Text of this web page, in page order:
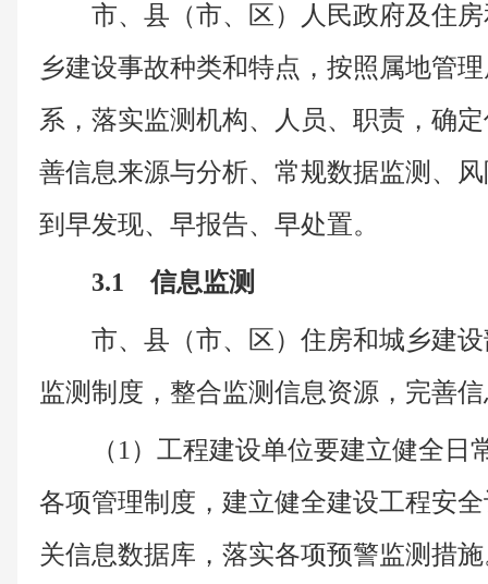
市、县（市、区）人民政府及住
乡建设事故种类和特点，按照属地管
系，落实监测机构、人员、职责，确
善信息来源与分析、常规数据监测、
到早发现、早报告、早处置。
3.1 信息监测
市、县（市、区）住房和城乡建
监测制度，整合监测信息资源，完善
（1）工程建设单位要建立健全
各项管理制度，建立健全建设工程安
关信息数据库，落实各项预警监测措